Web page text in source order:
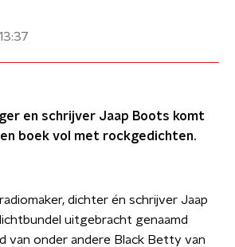
en schrijver Jaap Boots komt
boek vol met rockgedichten.
dichter én schrijver Jaap
uitgebracht genaamd
van onder andere Black Betty van